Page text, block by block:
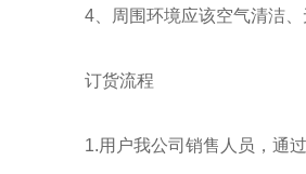
4、周围环境应该空气清洁
订货流程
1.用户我公司销售人员，通